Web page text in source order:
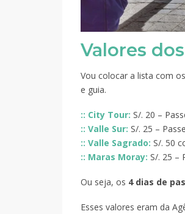
Valores
Vou colocar a lista com
e guia.
:: City Tour: S/. 20 –
:: Valle Sur: S/. 25 –
:: Valle Sagrado: S/. 50
:: Maras Moray: S/. 25 –
Ou seja, os 4 dias de
Esses valores eram da